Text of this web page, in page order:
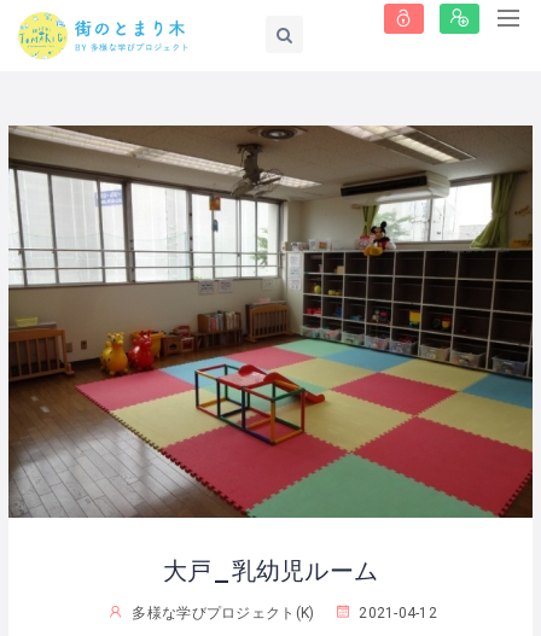
大戸_乳幼児ルーム
多様な学びプロジェクト(K) 2021-04-12